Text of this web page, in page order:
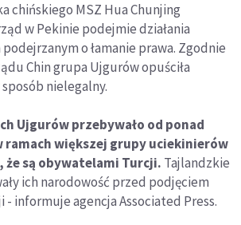
chińskiego MSZ Hua Chunjing
w Pekinie podejmie działania
o łamanie prawa. Zgodnie
Chin grupa Ujgurów opuściła
nielegalny.
Ujgurów przebywało od ponad
ramach większej grupy uciekinierów
że są obywatelami Turcji. Tajlandzkie
ich narodowość przed podjęciem
informuje agencja Associated Press.